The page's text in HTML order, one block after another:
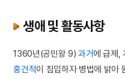
생애 및 활동사항
1360년(공민왕 9) 과거에 급제,
홍건적이 침입하자 병법에 밝아